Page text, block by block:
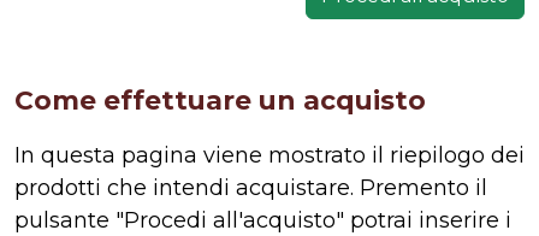
Come effettuare un acquisto
In questa pagina viene mostrato il riepilogo dei
prodotti che intendi acquistare. Premento il
pulsante "Procedi all'acquisto" potrai inserire i